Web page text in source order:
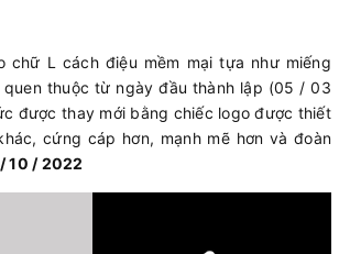
chữ L cách điệu mềm mại tựa như miếng
thuộc từ ngày đầu thành lập (05 / 03
được thay mới bằng chiếc logo được thiết
cứng cáp hơn, mạnh mẽ hơn và đoàn
10 / 2022